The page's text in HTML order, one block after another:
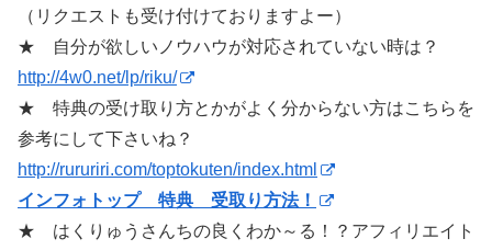
（リクエストも受け付けておりますよー）
★ 自分が欲しいノウハウが対応されていない時は？
http://4w0.net/lp/riku/
★ 特典の受け取り方とかがよく分からない方はこちらを
参考にして下さいね？
http://rururiri.com/toptokuten/index.html
インフォトップ 特典 受取り方法！
★ はくりゅうさんちの良くわか～る！？アフィリエイト